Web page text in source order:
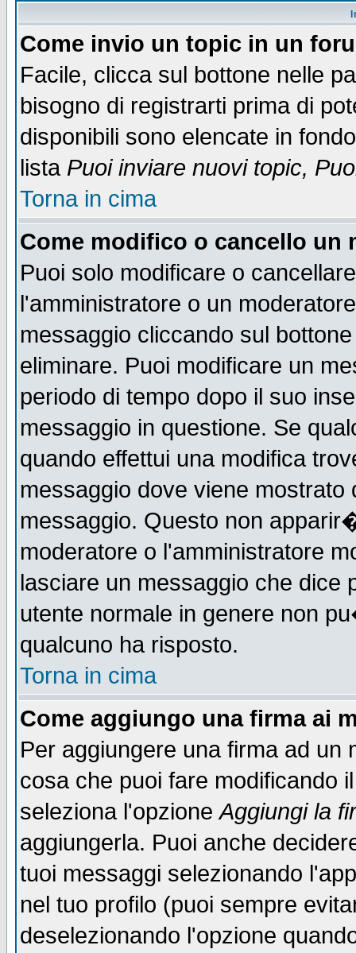
Come invio un topic in un
Facile, clicca sul bottone nelle
bisogno di registrarti prima di
disponibili sono elencate in
lista Puoi inviare nuovi topic,
Torna in cima
Come modifico o cancello un
Puoi solo modificare o
l'amministratore o un
messaggio cliccando sul
eliminare. Puoi modificare un
periodo di tempo dopo il suo
messaggio in questione. Se
quando effettui una modifica
messaggio dove viene mostrato
messaggio. Questo non
moderatore o l'amministratore
lasciare un messaggio che
utente normale in genere non
qualcuno ha risposto.
Torna in cima
Come aggiungo una firma ai
Per aggiungere una firma ad un
cosa che puoi fare modificando
seleziona l'opzioneAggiungi la
aggiungerla. Puoi anche
tuoi messaggi selezionando
nel tuo profilo (puoi sempre
deselezionando l'opzione